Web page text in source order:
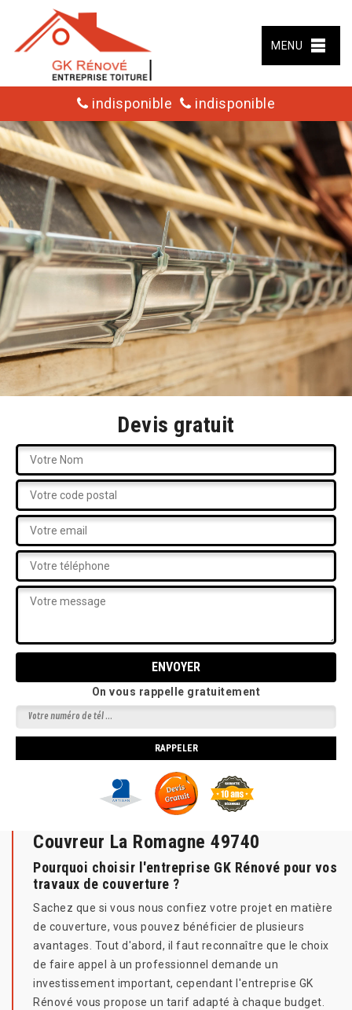
MENU
indisponible indisponible
Devis gratuit
On vous rappelle gratuitement
Couvreur La Romagne 49740
Pourquoi choisir l'entreprise GK Rénové pour vos
travaux de couverture ?
Sachez que si vous nous confiez votre projet en matière
de couverture, vous pouvez bénéficier de plusieurs
avantages. Tout d'abord, il faut reconnaître que le choix
de faire appel à un professionnel demande un
investissement important, cependant l'entreprise GK
Rénové vous propose un tarif adapté à chaque budget.